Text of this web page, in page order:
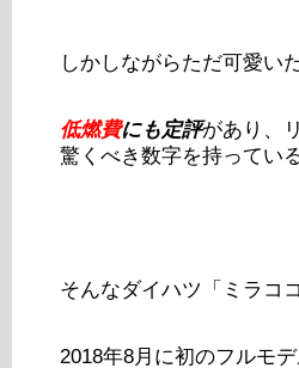
しかしながらただ可愛い
低燃費にも定評があり、
驚くべき数字を持ってい
そんなダイハツ「ミラコ
2018年8月に初のフルモ